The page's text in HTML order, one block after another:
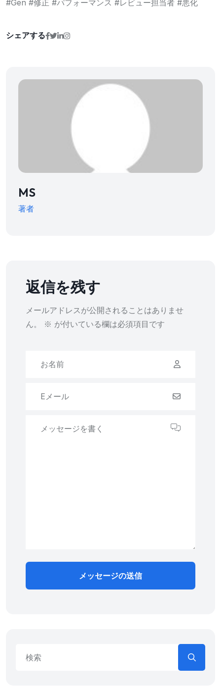
#Gen #修正 #パフォーマンス #レビュー担当者 #悪化
シェアする
MS
著者
返信を残す
メールアドレスが公開されることはありませ
ん。
※ が付いている欄は必須項目です
メッセージの送信